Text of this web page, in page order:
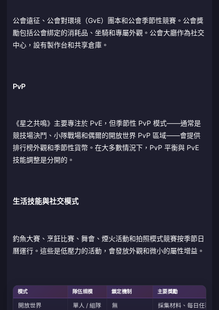
公會遠征、公會對環境（GvE）團本和公會季節性競賽。公會獎
勵包括公會綁定的消耗品、坐騎和專屬外觀。公會大廳作為社交
中心，設有製作台和共享倉庫。
PvP
《星之共鳴》主要專注於 PvE，但季節性 PvP 模式——通常是
競技場決鬥、小隊戰場和偶爾的開放世界 PvP 區域——會提供
排行榜外觀和季節性貨幣。在大多數情況下，PvP 平衡與 PvE
技能調整是分開的。
生活技能與社交模式
釣魚大賽、烹飪比賽、舞會、煙火活動和拍照模式競賽按季節日
曆運行。這些是低壓力的活動，會發放外觀和微小的屬性增益。
模式 隊伍規模 鎖定機制 主要獎勵
開放世界 單人 / 組隊 無
採集材料、每日任務、